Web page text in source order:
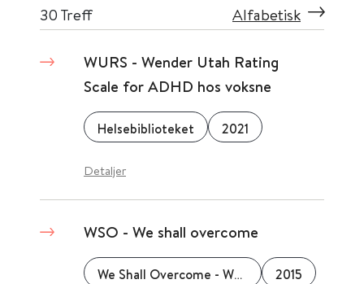
30 Treff Alfabetisk
WURS - Wender Utah Rating
Scale for ADHD hos voksne
Helsebiblioteket 2021
Detaljer
WSO - We shall overcome
We Shall Overcome - WSO 2015